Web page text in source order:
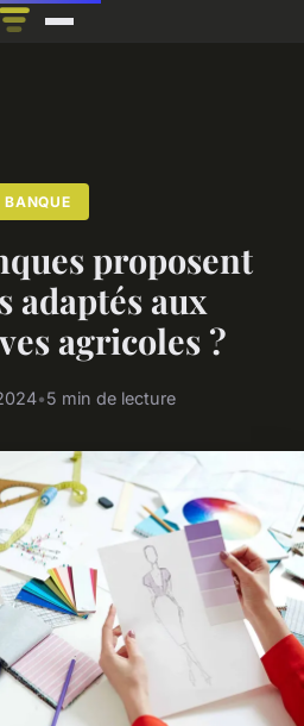
BANQUE
proposent
adaptés aux
agricoles ?
•5 min de lecture